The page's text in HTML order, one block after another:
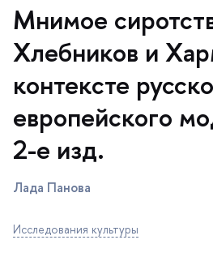
Мнимое
Хлебников и
контексте
европейского
2-е изд.
Лада Панова
Исследования культуры